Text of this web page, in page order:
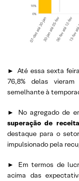
► Até essa sexta
76,8% delas
semelhante à
► No agregado de
superação de
destaque para o
impulsionado pela
►
Em termos de
acima das